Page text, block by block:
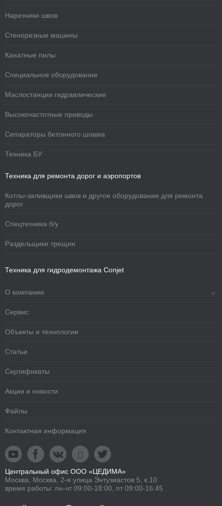
Нарезчики швов
Стенорезные машины
Канатные пилы
Специальное оборудование
Маслостанции гидравлические
Высокочастотные приводы
Сепараторы бетонного шлама
Техника БУ
Техника для ремонта дорог и аэропортов
Котлы-заливщики швов и другое оборудование для ремонта
дорог
Спецтехника б/у
Раздельщики трещин
Техника для гидродемонтажа Conjet
О компании
Сервис
Объекты и технологии
Статьи
Сертификаты
Акции и новости
Файлы
Контактная информация
    
Центральный офис ООО «ЦЕДИМА»
Москва, Москва, 2-я улица Энтузиастов 5, к.10
время работы: пн-чт 09:00-18:00, пт 09:00-16:45